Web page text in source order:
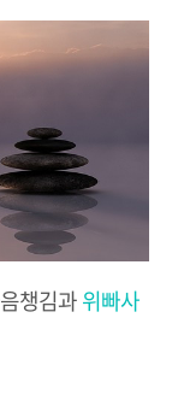
챙김과위빠사